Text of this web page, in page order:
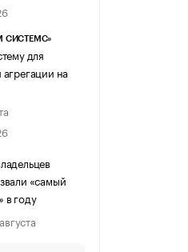
СИСТЕМС»
для
на
«самый
в году